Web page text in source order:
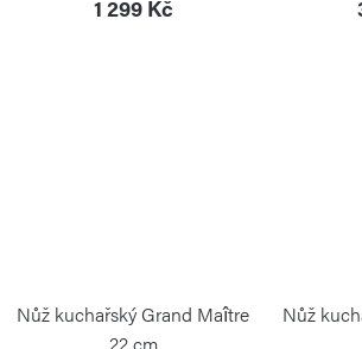
1 299 Kč
Nůž kuchařský Grand Maître
Nůž